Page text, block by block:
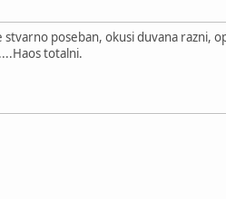
stvarno poseban, okusi duvana razni,
totalni.